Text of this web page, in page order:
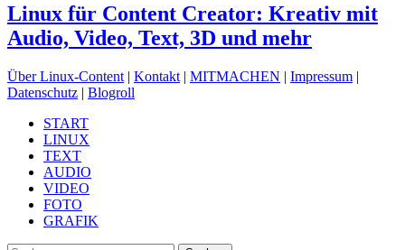
Linux für Content Creator: Kreativ mit
Audio, Video, Text, 3D und mehr
Über Linux-Content | Kontakt | MITMACHEN | Impressum |
Datenschutz | Blogroll
START
LINUX
TEXT
AUDIO
VIDEO
FOTO
GRAFIK